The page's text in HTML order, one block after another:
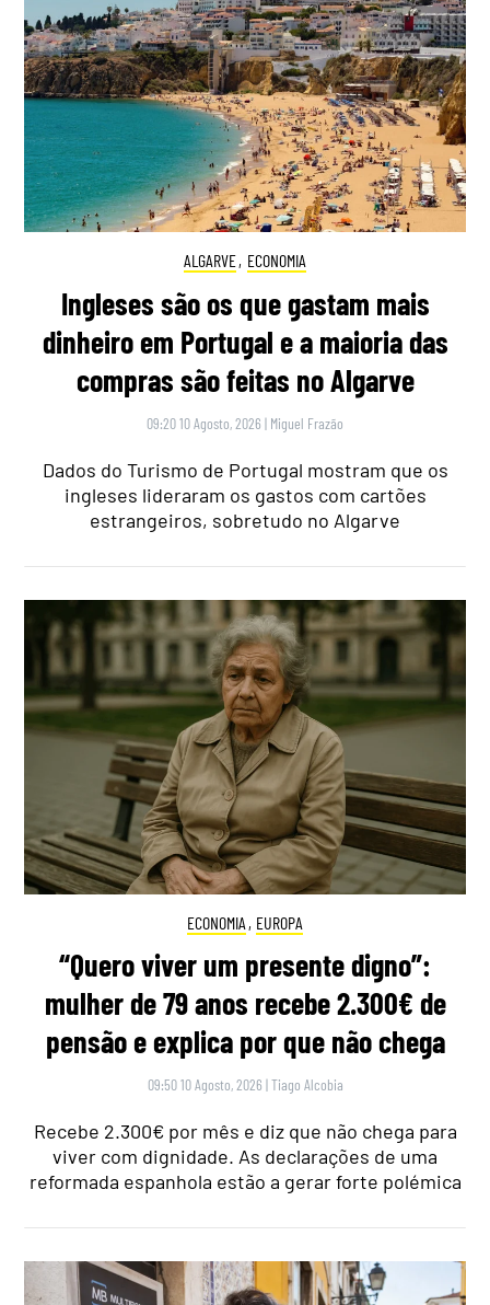
ALGARVE, ECONOMIA
Ingleses são os que gastam mais
dinheiro em Portugal e a maioria das
compras são feitas no Algarve
09:20 10 Agosto, 2026 | Miguel Frazão
Dados do Turismo de Portugal mostram que os
ingleses lideraram os gastos com cartões
estrangeiros, sobretudo no Algarve
ECONOMIA , EUROPA
“Quero viver um presente digno”:
mulher de 79 anos recebe 2.300€ de
pensão e explica por que não chega
09:50 10 Agosto, 2026 |Tiago Alcobia
Recebe 2.300€ por mês e diz que não chega para
viver com dignidade. As declarações de uma
reformada espanhola estão a gerar forte polémica